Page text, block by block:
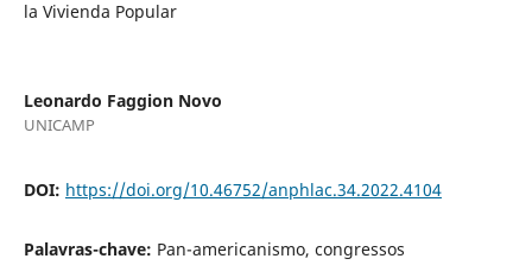
la Vivienda Popular
Leonardo Faggion Novo
UNICAMP
DOI: https://doi.org/10.46752/anphlac.34.2022.4104
Palavras-chave: Pan-americanismo, congressos